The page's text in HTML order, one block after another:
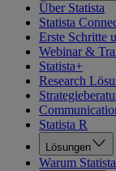
Über Statista
Statista
Erste Schritte
Webinar &
Statista+
Research
Statista R
Lösungen
Warum Statista